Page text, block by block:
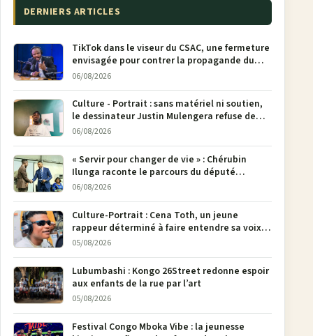
DERNIERS ARTICLES
TikTok dans le viseur du CSAC, une fermeture
envisagée pour contrer la propagande du
M23
06/08/2026
Culture - Portrait : sans matériel ni soutien,
le dessinateur Justin Mulengera refuse de
poser son crayon
06/08/2026
« Servir pour changer de vie » : Chérubin
Ilunga raconte le parcours du député
national Jethro Muyombi Tshimbu en 137
06/08/2026
Culture-Portrait : Cena Toth, un jeune
rappeur déterminé à faire entendre sa voix à
Bunia
05/08/2026
Lubumbashi : Kongo 26Street redonne espoir
aux enfants de la rue par l’art
05/08/2026
Festival Congo Mboka Vibe : la jeunesse